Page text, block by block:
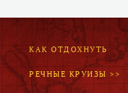
КАК ОТДОХНУТЬ
РЕЧНЫЕ КРУИЗЫ >>